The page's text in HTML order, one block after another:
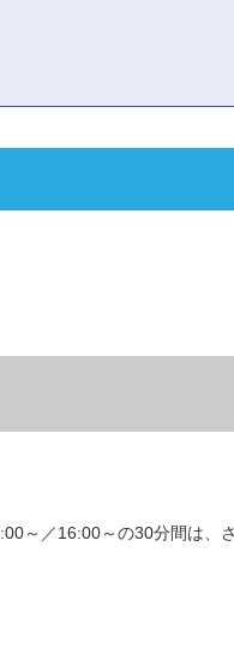
～／16:00～の30分間は、